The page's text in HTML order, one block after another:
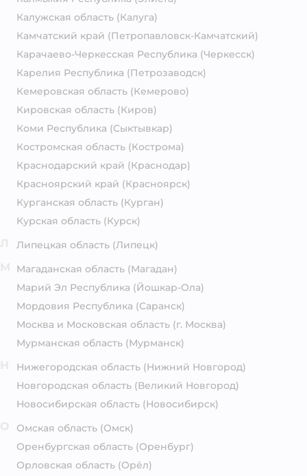
Калужская область (Калуга)
Камчатский край (Петропавловск-Камчатский)
Карачаево-Черкесская Республика (Черкесск)
Карелия Республика (Петрозаводск)
Кемеровская область (Кемерово)
Кировская область (Киров)
Коми Республика (Сыктывкар)
Костромская область (Кострома)
Краснодарский край (Краснодар)
Красноярский край (Красноярск)
Курганская область (Курган)
Курская область (Курск)
Липецкая область (Липецк)
Магаданская область (Магадан)
Марий Эл Республика (Йошкар-Ола)
Мордовия Республика (Саранск)
Москва и Московская область (г. Москва)
Мурманская область (Мурманск)
Нижегородская область (Нижний Новгород)
Новгородская область (Великий Новгород)
Новосибирская область (Новосибирск)
Омская область (Омск)
Оренбургская область (Оренбург)
Орловская область (Орёл)